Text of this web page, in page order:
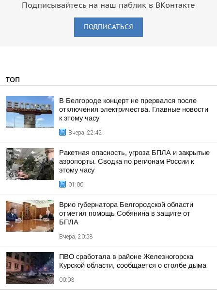
Подписывайтесь на наш паблик в ВКонтакте
ПОДПИСАТЬСЯ
ТОП
В Белгороде концерт не прервался после
отключения электричества. Главные новости
к этому часу
Вчера, 22:42
Ракетная опасность, угроза БПЛА и закрытые
аэропорты. Сводка по регионам России к
этому часу
01:00
Врио губернатора Белгородской области
отметил помощь Собянина в защите от
БПЛА
Вчера, 20:58
ПВО сработала в районе Железногорска
Курской области, сообщается о столбе дыма
00:03